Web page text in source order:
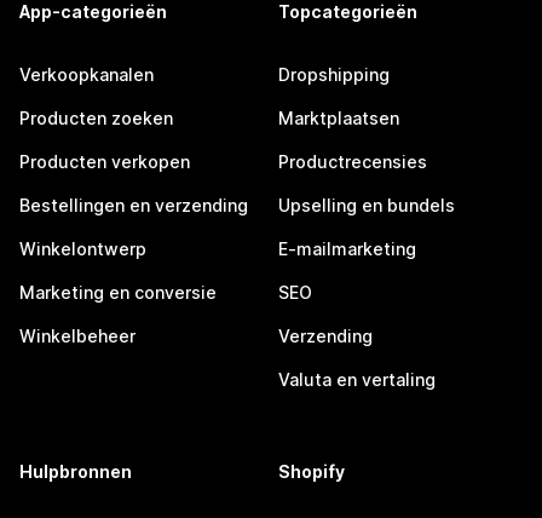
App-categorieën
Verkoopkanalen
Producten zoeken
Producten verkopen
Bestellingen en verzending
Winkelontwerp
Marketing en conversie
Winkelbeheer
Topcategorieën
Dropshipping
Marktplaatsen
Productrecensies
Upselling en bundels
E-mailmarketing
SEO
Verzending
Valuta en vertaling
Hulpbronnen Shopify